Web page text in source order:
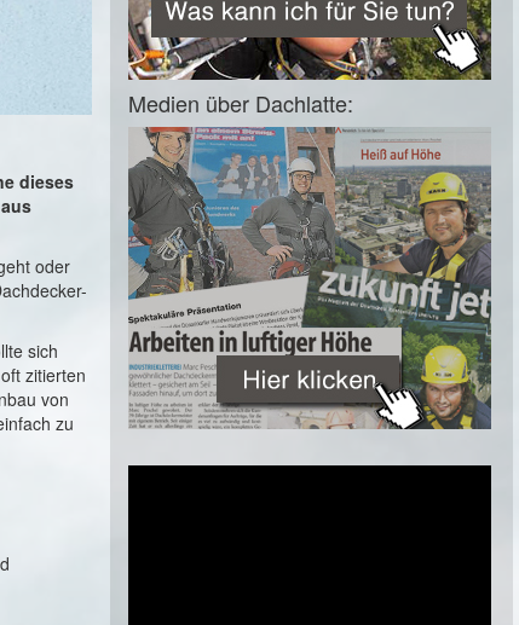
dieses
oder
sich
zitierten
von
zu
Medien über Dachlatte: